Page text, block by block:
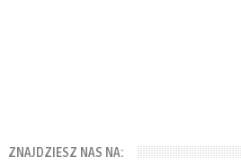
ZNAJDZIESZ NAS NA: